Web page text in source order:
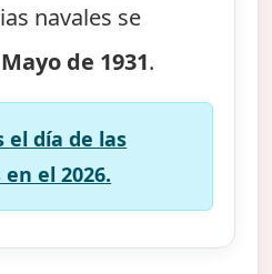
navales se
de 1931.
el día de las
el 2026.